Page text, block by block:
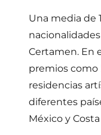
Una media de
Certamen. En
premios como
residencias
diferentes
México y Costa